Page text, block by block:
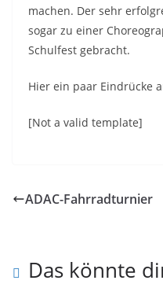
machen. Der sehr
sogar zu einer
Schulfest gebracht.
Hier ein paar Eindrücke
[Not a valid template]
ADAC-Fahrradturnier
Das könnte